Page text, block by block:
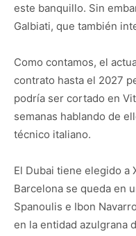
este banquillo. Sin
Galbiati, que también
Como contamos, el
contrato hasta el 2027
podría ser cortado en
semanas hablando de
técnico italiano.
El Dubai tiene elegido a
Barcelona se queda en
Spanoulis e Ibon
en la entidad azulgrana